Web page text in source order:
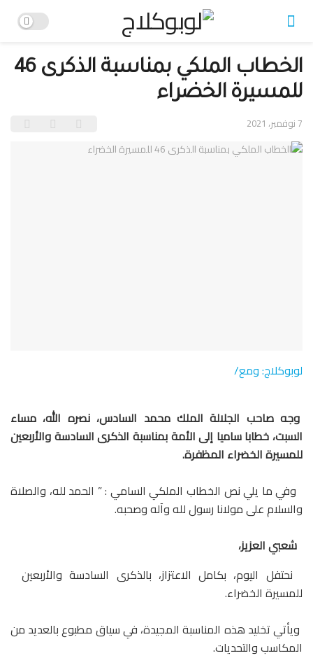
الخطاب الملكي بمناسبة الذكرى 46
للمسيرة الخضراء
7 نوفمبر، 2021
لوبوكلاج: ومع/
وجه صاحب الجلالة الملك محمد السادس، نصره الله، مساء
السبت، خطابا ساميا إلى الأمة بمناسبة الذكرى السادسة والأربعين
للمسيرة الخضراء المظفرة.
وفي ما يلي نص الخطاب الملكي السامي : ” الحمد لله، والصلاة
والسلام على مولانا رسول لله وآله وصحبه.
شعبي العزيز،
نحتفل اليوم، بكامل الاعتزاز، بالذكرى السادسة والأربعين
للمسيرة الخضراء.
ويأتي تخليد هذه المناسبة المجيدة، في سياق مطبوع بالعديد من
المكاسب والتحديات.